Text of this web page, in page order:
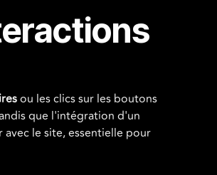
ou les clics sur les boutons
que l'intégration d'un
le site, essentielle pour